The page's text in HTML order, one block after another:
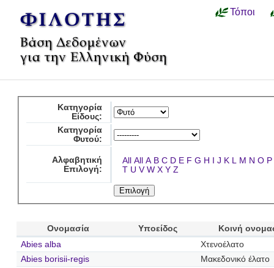
Τόποι
Κατηγορία
Είδους:
Κατηγορία
Φυτού:
Αλφαβητική
Επιλογή:
All All A B C D E F G H I J K L M N O P
T U V W X Y Z
Ονομασία Υποείδος
Κοινή
Abies alba
Χτενοέλατο
Abies borisii-regis
Μακεδονικό έλατο